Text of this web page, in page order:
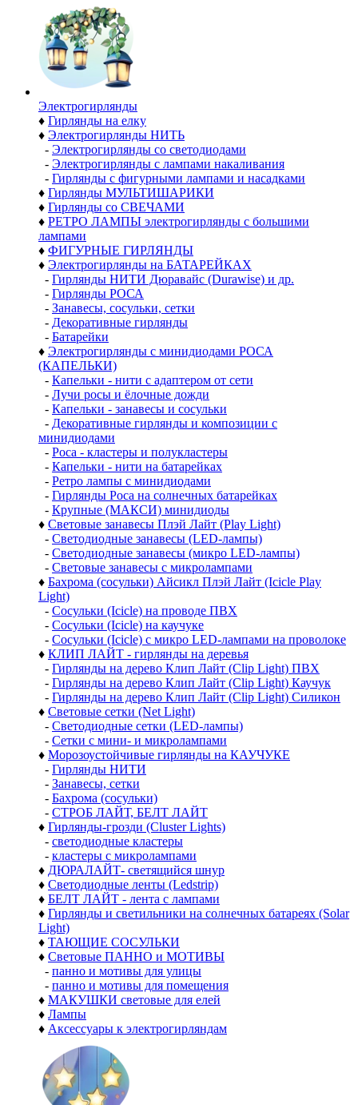
Электро­гирлянды
♦ Гирлянды на елку
♦ Электрогирлянды НИТЬ
- Электрогирлянды со светодиодами
- Электрогирлянды с лампами накаливания
- Гирлянды с фигурными лампами и насадками
♦ Гирлянды МУЛЬТИШАРИКИ
♦ Гирлянды со СВЕЧАМИ
♦ РЕТРО ЛАМПЫ электрогирлянды с большими
лампами
♦ ФИГУРНЫЕ ГИРЛЯНДЫ
♦ Электрогирлянды на БАТАРЕЙКАХ
- Гирлянды НИТИ Дюравайс (Durawise) и др.
- Гирлянды РОСА
- Занавесы, сосульки, сетки
- Декоративные гирлянды
- Батарейки
♦ Электрогирлянды с минидиодами РОСА
(КАПЕЛЬКИ)
- Капельки - нити с адаптером от сети
- Лучи росы и ёлочные дожди
- Капельки - занавесы и сосульки
- Декоративные гирлянды и композиции с
минидиодами
- Роса - кластеры и полукластеры
- Капельки - нити на батарейках
- Ретро лампы с минидиодами
- Гирлянды Роса на солнечных батарейках
- Крупные (МАКСИ) минидиоды
♦ Световые занавесы Плэй Лайт (Play Light)
- Светодиодные занавесы (LED-лампы)
- Светодиодные занавесы (микро LED-лампы)
- Световые занавесы с микролампами
♦ Бахрома (сосульки) Айсикл Плэй Лайт (Icicle Play
Light)
- Сосульки (Icicle) на проводе ПВХ
- Сосульки (Icicle) на каучуке
- Сосульки (Icicle) с микро LED-лампами на проволоке
♦ КЛИП ЛАЙТ - гирлянды на деревья
- Гирлянды на дерево Клип Лайт (Clip Light) ПВХ
- Гирлянды на дерево Клип Лайт (Clip Light) Каучук
- Гирлянды на дерево Клип Лайт (Clip Light) Силикон
♦ Световые сетки (Net Light)
- Светодиодные сетки (LED-лампы)
- Сетки с мини- и микролампами
♦ Морозоустойчивые гирлянды на КАУЧУКЕ
- Гирлянды НИТИ
- Занавесы, сетки
- Бахрома (сосульки)
- СТРОБ ЛАЙТ, БЕЛТ ЛАЙТ
♦ Гирлянды-грозди (Cluster Lights)
- светодиодные кластеры
- кластеры с микролампами
♦ ДЮРАЛАЙТ- светящийся шнур
♦ Светодиодные ленты (Ledstrip)
♦ БЕЛТ ЛАЙТ - лента с лампами
♦ Гирлянды и светильники на солнечных батареях (Solar
Light)
♦ ТАЮЩИЕ СОСУЛЬКИ
♦ Световые ПАННО и МОТИВЫ
- панно и мотивы для улицы
- панно и мотивы для помещения
♦ МАКУШКИ световые для елей
♦ Лампы
♦ Аксессуары к электрогирляндам